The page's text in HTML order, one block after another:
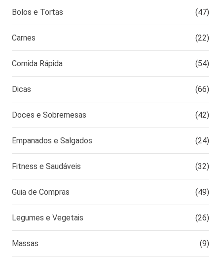
Bolos e Tortas (47)
Carnes (22)
Comida Rápida (54)
Dicas (66)
Doces e Sobremesas (42)
Empanados e Salgados (24)
Fitness e Saudáveis (32)
Guia de Compras (49)
Legumes e Vegetais (26)
Massas (9)